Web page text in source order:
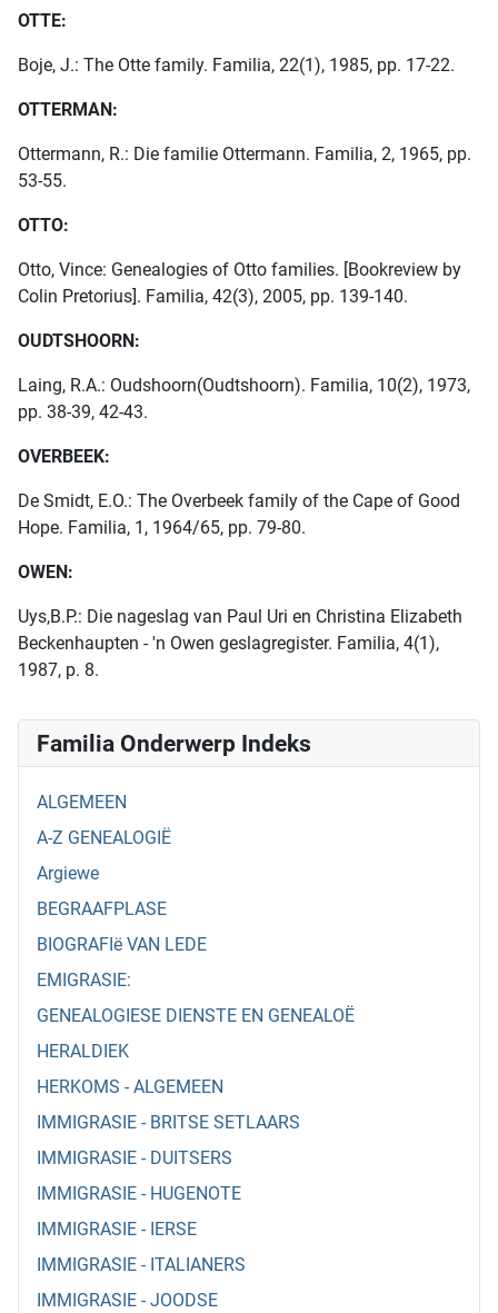
Familia Onderwerp Indeks
ALGEMEEN
A-Z GENEALOGIË
Argiewe
BEGRAAFPLASE
BIOGRAFIë VAN LEDE
EMIGRASIE:
GENEALOGIESE DIENSTE EN GENEALOË
HERALDIEK
HERKOMS - ALGEMEEN
IMMIGRASIE - BRITSE SETLAARS
IMMIGRASIE - DUITSERS
IMMIGRASIE - HUGENOTE
IMMIGRASIE - IERSE
IMMIGRASIE - ITALIANERS
IMMIGRASIE - JOODSE
OTTE:
Boje, J.: The Otte family. Familia, 22(1), 1985, pp. 17-22.
OTTERMAN:
Ottermann, R.: Die familie Ottermann. Familia, 2, 1965, pp.
53-55.
OTTO:
Otto, Vince: Genealogies of Otto families. [Bookreview by
Colin Pretorius]. Familia, 42(3), 2005, pp. 139-140.
OUDTSHOORN:
Laing, R.A.: Oudshoorn(Oudtshoorn). Familia, 10(2), 1973,
pp. 38-39, 42-43.
OVERBEEK:
De Smidt, E.O.: The Overbeek family of the Cape of Good
Hope. Familia, 1, 1964/65, pp. 79-80.
OWEN:
Uys,B.P.: Die nageslag van Paul Uri en Christina Elizabeth
Beckenhaupten - 'n Owen geslagregister. Familia, 4(1),
1987, p. 8.